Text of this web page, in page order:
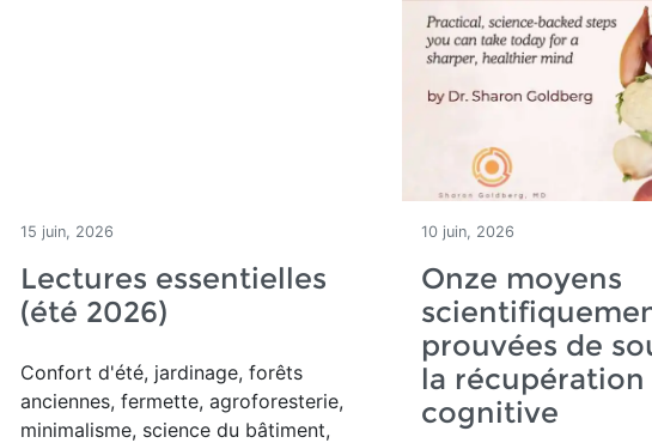
15 juin, 2026
Lectures essentielles
(été 2026)
Confort d'été, jardinage, forêts
anciennes, fermette, agroforesterie,
minimalisme, science du bâtiment,
10 juin, 2026
Onze moyens
prouvées de
la récupération
cognitive